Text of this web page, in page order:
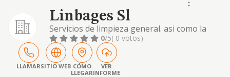
Linbages Sl
Servicios de limpieza general. asi como la
comercializacion de maquinaria, accesorios y
productos complementarios de la actividad.
0/5( 0 votos)
LLAMARSITIO WEB CÓMO
LLEGAR
VER
INFORME